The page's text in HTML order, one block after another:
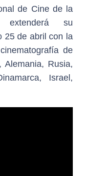
de Cine de la
extenderá su
25 de abril con la
de
Alemania, Rusia,
Israel,